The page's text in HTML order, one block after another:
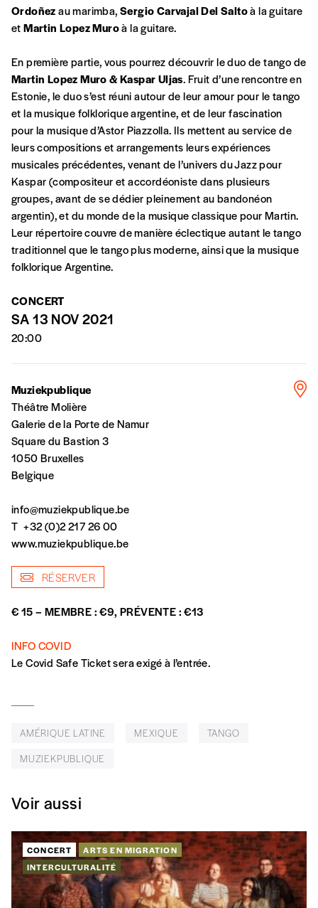
Créer un
compte
Les mots de passe ne correspondent pas
Cette valeur peut donc être inférieure, égale
ou supérieure au prix indicatif. De cette
de rédaction selon vos moyens et vos
motivations.
En pratique
Vous vous abonnez pour l’année civile en
cours ou vous commandez au numéro.
Vous indiquez si vous souhaitez recevoir la
revue en format papier ou numérique.
Vous renseignez vos coordonnées.
Vous versez le montant de votre choix sur le
compteIBAN BE34 0010 7305
2190avec en communication le numéro de
confirmation et la mention “participation
Imag”.
NB: Vous pouvez choisir de participer
avoir reçu plusieurs numéros. Ce paiement
n’est pas indispensable. Il marque votre
volonté de soutenir nos activités.
NOS
FORMULES
1 an = 5 numéros
20€*
Par numéro
5€*
Je m'abonne à l'Imag
Format papier (livraison uniquement
en Belgique)
Ordoñezau marimba,Sergio Carvajal Del Saltoà la guitare
etMartin Lopez Muroà la guitare.
En première partie, vous pourrez découvrir le duo de tango de
Martin Lopez Muro & Kaspar Uljas. Fruit d’une rencontre en
Estonie, le duo s’est réuni autour de leur amour pour le tango
et la musique folklorique argentine, et de leur fascination
pour la musique d’Astor Piazzolla. Ils mettent au service de
leurs compositions et arrangements leurs expériences
musicales précédentes, venant de l’univers du Jazz pour
Kaspar (compositeur et accordéoniste dans plusieurs
groupes, avant de se dédier pleinement au bandonéon
argentin), et du monde de la musique classique pour Martin.
Leur répertoire couvre de manière éclectique autant le tango
traditionnel que le tango plus moderne, ainsi que la musique
folklorique Argentine.
CONCERT
SA 13 NOV 2021
20:00
Muziekpublique
Théâtre Molière
Galerie de la Porte de Namur
Square du Bastion 3
1050 Bruxelles
Belgique
info@muziekpublique.be
T +32 (0)2 217 26 00
www.muziekpublique.be
RÉSERVER
€ 15 – MEMBRE : €9, PRÉVENTE : €13
INFO COVID
Le Covid Safe Ticket sera exigé à l’entrée.
AMÉRIQUE LATINE MEXIQUE
TANGO
MUZIEKPUBLIQUE
Voir aussi
CONCERT
ARTS EN MIGRATION
INTERCULTURALITÉ